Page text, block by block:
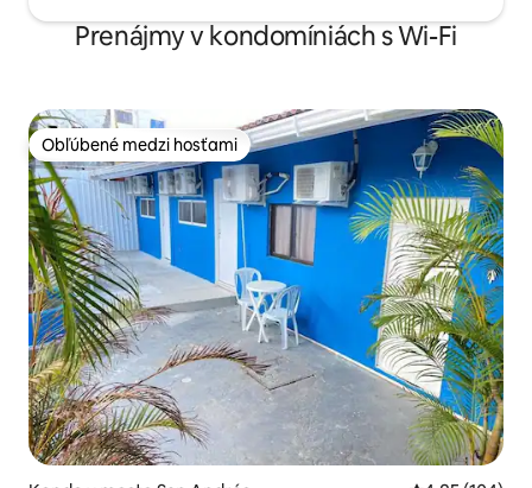
Prenájmy v kondomíniách s Wi-Fi
Obľúbené medzi hosťami
Obľúbené medzi hosťami